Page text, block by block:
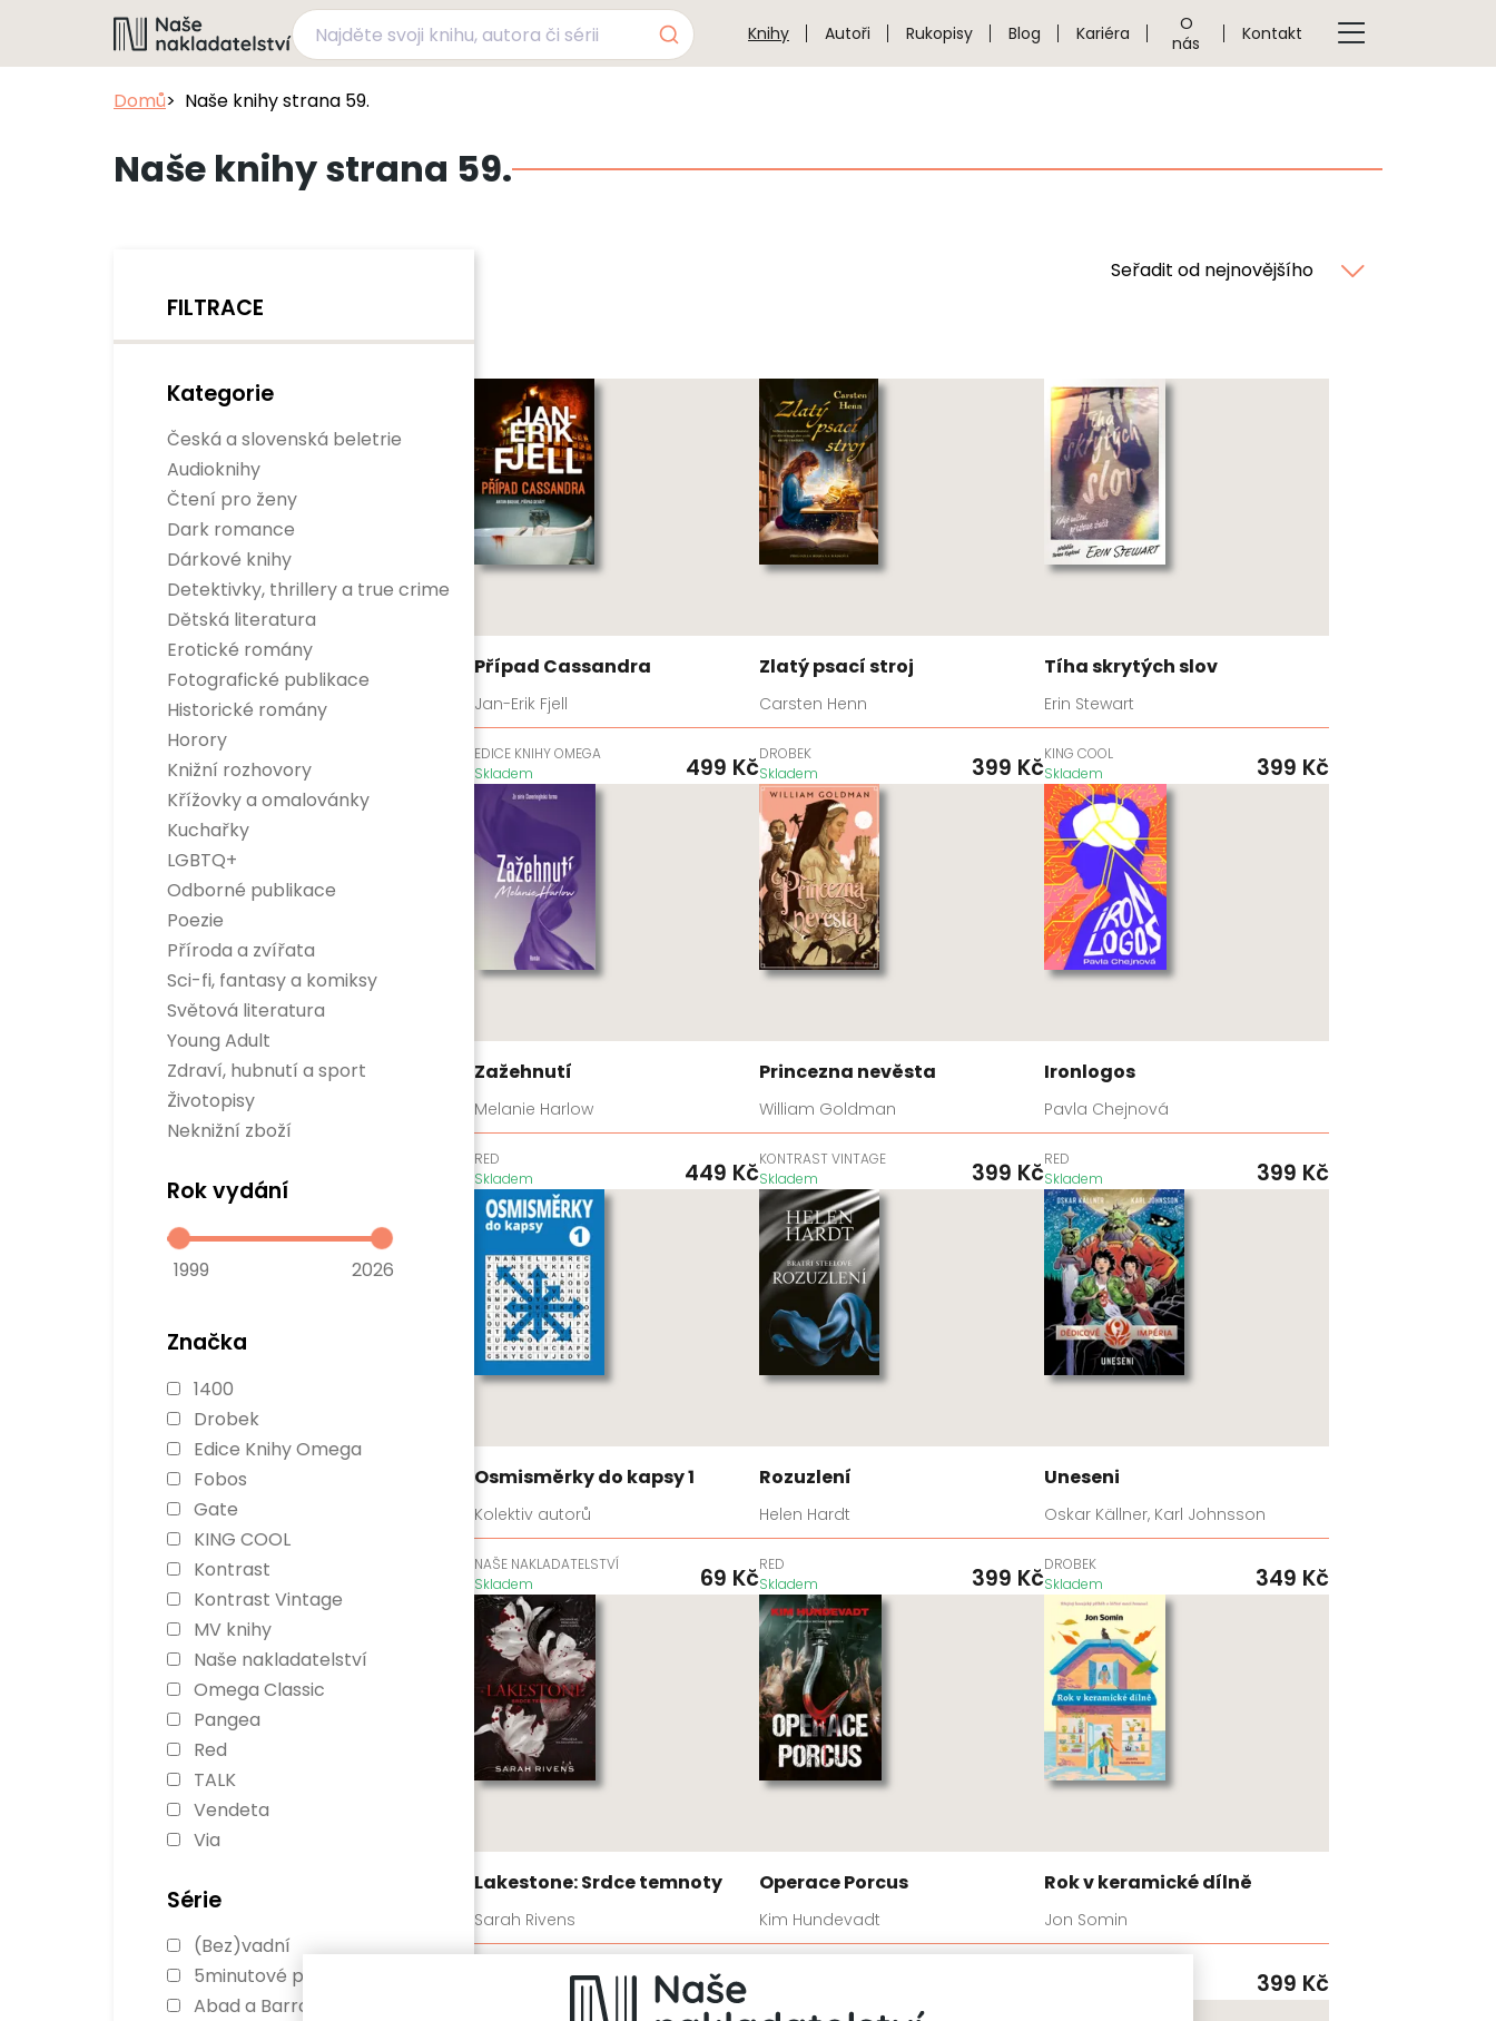
Knihy Autoři Rukopisy Blog Kariéra
O
nás
Kontakt
Domů Naše knihy strana 59.
Naše knihy strana 59.
FILTRACE
Kategorie
Česká a slovenská beletrie
Audioknihy
Čtení pro ženy
Dark romance
Dárkové knihy
Detektivky, thrillery a true crime
Detektivky
True crime
Thrillery
Dětská literatura
Dětská naučná
Dětská beletrie
Erotické romány
Fotografické publikace
Historické romány
Horory
Knižní rozhovory
Křížovky a omalovánky
Kuchařky
LGBTQ+
Odborné publikace
Esoterika a duchovní svět
Dítě, rodina a vztahy
Encyklopedie
Hobby
Osobnosti
Rozvoj osobnosti
Business a management
Populárně naučné
Historie
Poezie
Příroda a zvířata
Sci-fi, fantasy a komiksy
Sci-fi
Fantasy
Komiksy
Verneovky
Gamebooky
Manga
Světová literatura
Divadelní hry
Světová beletrie
Young Adult
Zdraví, hubnutí a sport
Sport
Zdraví a hubnutí
Životopisy
Neknižní zboží
Rok vydání
1999 2026
Značka
1400
Drobek
Edice Knihy Omega
Fobos
Gate
KING COOL
Kontrast
Kontrast Vintage
MV knihy
Naše nakladatelství
Omega Classic
Pangea
Red
TALK
Vendeta
Via
Série
(Bez)vadní
5minutové pohádky
Abad a Barrosová
Seřadit od nejnovějšího
Případ Cassandra
Jan-Erik Fjell
EDICE KNIHY OMEGA
Skladem
499 Kč
Zlatý psací stroj
Carsten Henn
DROBEK
Skladem
399 Kč
Tíha skrytých slov
Erin Stewart
KING COOL
Skladem
399 Kč
Zažehnutí
Melanie Harlow
RED
Skladem
449 Kč
Princezna nevěsta
William Goldman
KONTRAST VINTAGE
Skladem
399 Kč
Ironlogos
Pavla Chejnová
RED
Skladem
399 Kč
Osmisměrky do kapsy 1
Kolektiv autorů
NAŠE NAKLADATELSTVÍ
Skladem
69 Kč
Rozuzlení
Helen Hardt
RED
Skladem
399 Kč
Uneseni
Oskar Källner, Karl Johnsson
DROBEK
Skladem
349 Kč
Lakestone: Srdce temnoty
Sarah Rivens
599Kč
Operace Porcus
Kim Hundevadt
Rok v keramické dílně
Jon Somin
399 Kč